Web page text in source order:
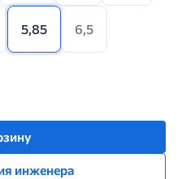
5,85 6,5
инженера